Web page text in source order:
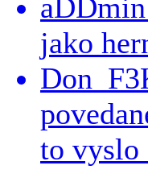
jako
to vyslo